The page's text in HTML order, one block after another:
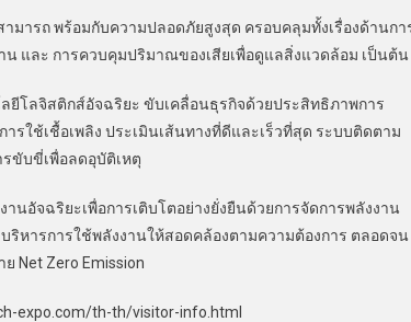
มารถ พร้อมกับความปลอดภัยสูงสุด ครอบคลุมทั้งเรื่องด้านกา
และ การควบคุมปริมาณของเสียเพื่อดูแลสิ่งแวดล้อม เป็นต้น
ยีโลจิสติกส์อัจฉริยะ ขับเคลื่อนธุรกิจด้วยประสิทธิภาพการ
ใช้เชื้อเพลิง ประเมินเส้นทางที่ดีและเร็วที่สุด ระบบติดตาม
ขับขี่เพื่อลดอุบัติเหตุ
นอัจฉริยะเพื่อการเติบโตอย่างยั่งยืนด้วยการจัดการพลังงาน
หารการใช้พลังงานให้สอดคล้องตามความต้องการ ตลอดจน
Net Zero Emission
th-th/visitor-info.html